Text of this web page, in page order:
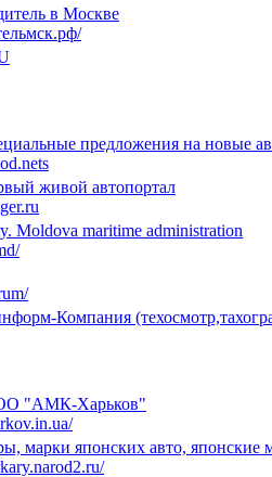
в Москве
предложения на новые
живой автопортал
Moldova maritime administration
Компания
"АМК-Харьков"
марки японских авто, японские